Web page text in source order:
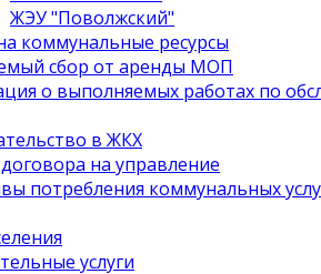
ЖЭУ "Поволжский"
коммунальные ресурсы
сбор от аренды МОП
о выполняемых работах по
в ЖКХ
на управление
потребления коммунальных
услуги